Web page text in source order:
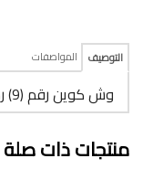
التوصيف المواصفات
وش كوين رقم (9) رمادى مط طلاء اطار أبيض
منتجات ذات صلة